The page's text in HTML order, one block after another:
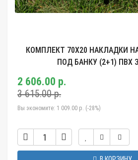
КОМПЛЕКТ 70Х20 НАКЛАДКИ
ПОД БАНКУ (2+1) ПВХ
2 606.00 р.
3 615.00 р.
Вы экономите: 1 009.00 р. (-28%)